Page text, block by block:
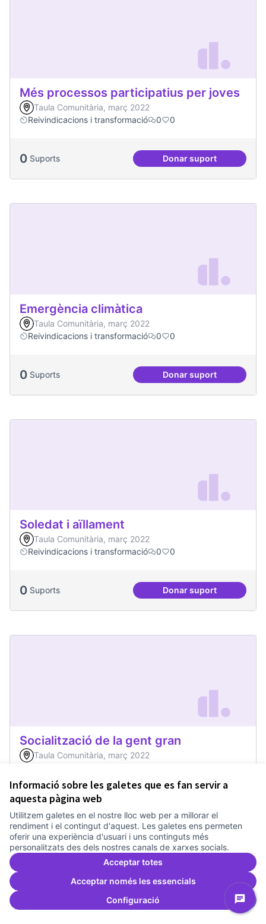
Informació sobre les galetes que es fan servir a
aquesta pàgina web
Utilitzem galetes en el nostre lloc web per a millorar el
rendiment i el contingut d'aquest. Les galetes ens permeten
oferir una experiència d'usuari i uns continguts més
personalitzats des dels nostres canals de xarxes socials.
Acceptar totes
Acceptar només les essencials
Configuració
Més processos participatius per joves
Taula Comunitària, març 2022
Reivindicacions i transformació
0 0
0 Suports Donar suportMés processos
Emergència climàtica
Taula Comunitària, març 2022
Reivindicacions i transformació
0 0
0 Suports Donar suport
Emergència
Soledat i aïllament
Taula Comunitària, març 2022
Reivindicacions i transformació
0 0
0 Suports Donar suportSoledat i aïllament
Socialització de la gent gran
Taula Comunitària, març 2022
0 Suports Socialització de la